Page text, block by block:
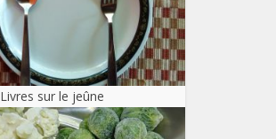
Livres sur le jeûne